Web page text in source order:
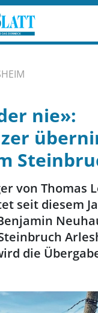
nie»:
von ­Thomas
seit diesem
die